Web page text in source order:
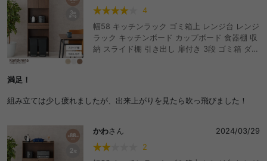
4
幅58 キッチンラック ゴミ箱上 レンジ台 レンジ
ラック キッチンボード カップボード 食器棚 収
納 スライド棚 引き出し 扉付き 3段 ゴミ箱 ダス
満足！
組み立ては少し疲れましたが、出来上がりを見たら吹っ飛びました！
かわさん
2024/03/29
2